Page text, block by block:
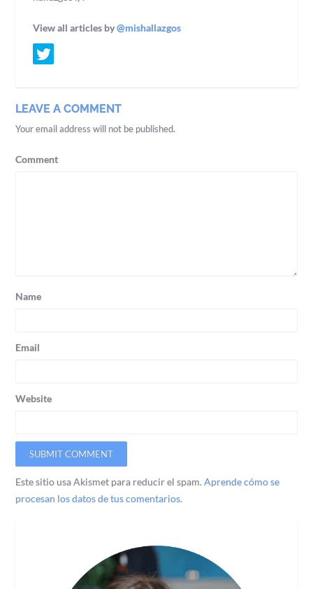
View all articles by@mishallazgos
LEAVE A COMMENT
Your email address will not be published.
Comment
Name
Email
Website
Este sitio usa Akismet para reducir el spam.Aprende cómo se
procesan los datos de tus comentarios.